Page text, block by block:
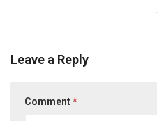
Leave a Reply
Comment*